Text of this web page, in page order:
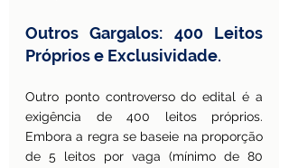
Outros Gargalos: 400 Leitos
Próprios e Exclusividade.
Outro ponto controverso do edital é a
exigência de 400 leitos próprios.
Embora a regra se baseie na proporção
de 5 leitos por vaga (mínimo de 80